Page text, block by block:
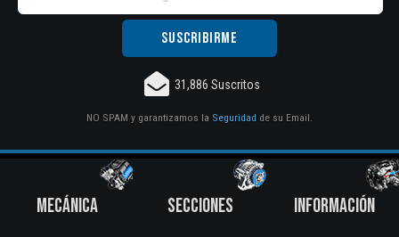
31,886 Suscritos
NO SPAM y garantizamos la Seguridad de su Email.
MECÁNICA
SECCIONES
INFORMACIÓN